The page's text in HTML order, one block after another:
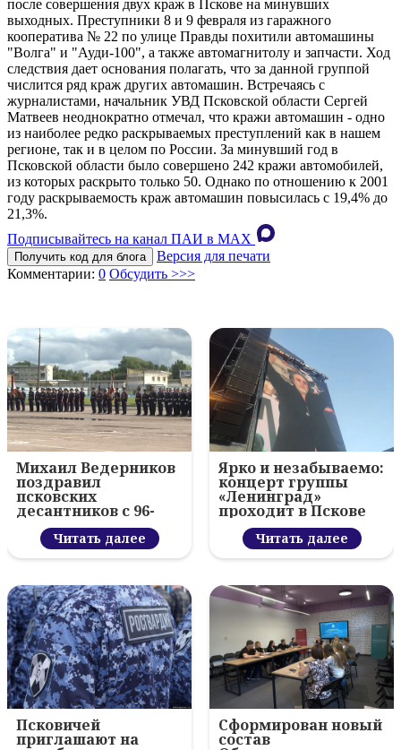
после совершения двух краж в Пскове на минувших
выходных. Преступники 8 и 9 февраля из гаражного
кооператива № 22 по улице Правды похитили автомашины
"Волга" и "Ауди-100", а также автомагнитолу и запчасти. Ход
следствия дает основания полагать, что за данной группой
числится ряд краж других автомашин. Встречаясь с
журналистами, начальник УВД Псковской области Сергей
Матвеев неоднократно отмечал, что кражи автомашин - одно
из наиболее редко раскрываемых преступлений как в нашем
регионе, так и в целом по России. За минувший год в
Псковской области было совершено 242 кражи автомобилей,
из которых раскрыто только 50. Однако по отношению к 2001
году раскрываемость краж автомашин повысилась с 19,4% до
21,3%.
Подписывайтесь на канал ПАИ в MAХ
Получить код для блога
Версия для печати
Комментарии: 0 Обсудить >>>
Михаил Ведерников
поздравил
псковских
десантников с 96-
летием ВДВ и
вручил награды
Читать далее
Ярко и незабываемо:
концерт группы
«Ленинград»
проходит в Пскове
Читать далее
Псковичей
приглашают на
Сформирован новый
состав